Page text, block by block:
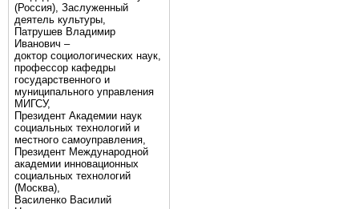
(Россия), Заслуженный
деятель культуры,
Патрушев Владимир
Иванович –
доктор социологических наук,
профессор кафедры
государственного и
муниципального управления
МИГСУ,
Президент Академии наук
социальных технологий и
местного самоуправления,
Президент Международной
академии инновационных
социальных технологий
(Москва),
Василенко Василий